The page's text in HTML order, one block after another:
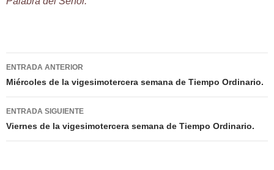
Navegación
de
entradas
ENTRADA ANTERIOR
Miércoles de la vigesimotercera semana de Tiempo Ordinario.
ENTRADA SIGUIENTE
Viernes de la vigesimotercera semana de Tiempo Ordinario.